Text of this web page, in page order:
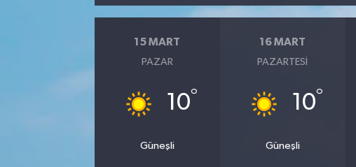
15 MART
PAZAR
10°
Güneşli
16 MART
PAZARTESI
10°
Güneşli